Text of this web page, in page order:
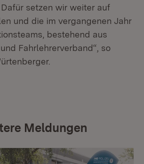
setzen wir weiter auf
und die im vergangenen Jahr
bestehend aus
Fahrlehrerverband“, so
Meldungen